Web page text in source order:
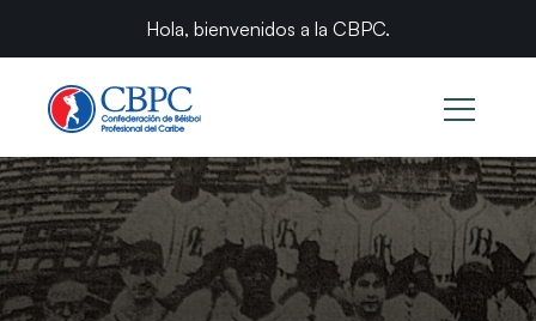
Hola, bienvenidos a la CBPC.